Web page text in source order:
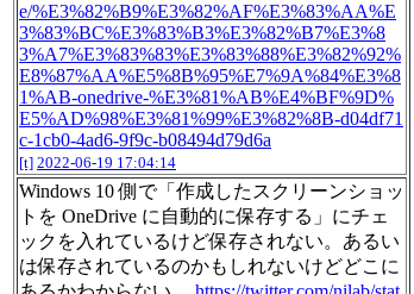
e/%E3%82%B9%E3%82%AF%E3%83%AA%E
3%83%BC%E3%83%B3%E3%82%B7%E3%8
3%A7%E3%83%83%E3%83%88%E3%82%92%
E8%87%AA%E5%8B%95%E7%9A%84%E3%8
1%AB-onedrive-%E3%81%AB%E4%BF%9D%
E5%AD%98%E3%81%99%E3%82%8B-d04df71
c-1cb0-4ad6-9f9c-b08494d79d6a
[t] 2022-06-19 17:04:14
Windows 10 側で「作成したスクリーンショッ
トを OneDrive に自動的に保存する」にチェ
ックを入れているけど保存されない。あるい
は保存されているのかもしれないけどどこに